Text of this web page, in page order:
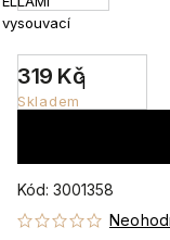
Kód: 3001358
319 Kč
Skladem
vysouvací